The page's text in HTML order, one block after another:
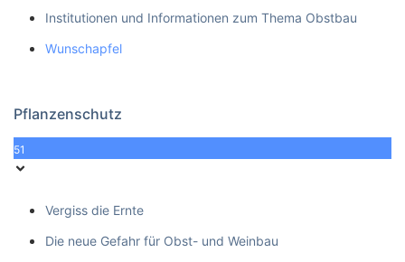
Institutionen und Informationen zum Thema Obstbau
Wunschapfel
Pflanzenschutz
51
Vergiss die Ernte
Die neue Gefahr für Obst- und Weinbau